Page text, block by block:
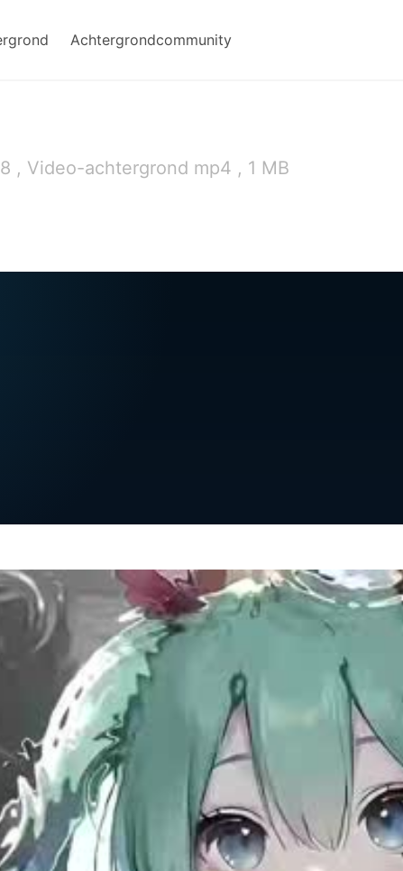
Achtergrondcommunity
, Video-achtergrond mp4 , 1 MB